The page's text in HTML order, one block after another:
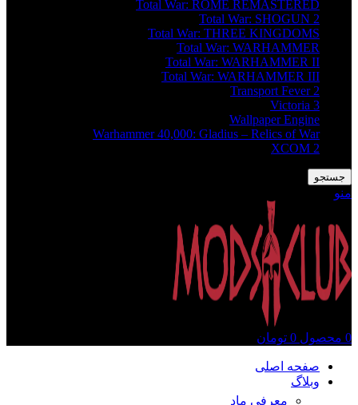
Total War: ROME REMASTERED
Total War: SHOGUN 2
Total War: THREE KINGDOMS
Total War: WARHAMMER
Total War: WARHAMMER II
Total War: WARHAMMER III
Transport Fever 2
Victoria 3
Wallpaper Engine
Warhammer 40,000: Gladius – Relics of War
XCOM 2
جستجو
منو
0 محصول 0 تومان
صفحه اصلی
وبلاگ
معرفی ماد